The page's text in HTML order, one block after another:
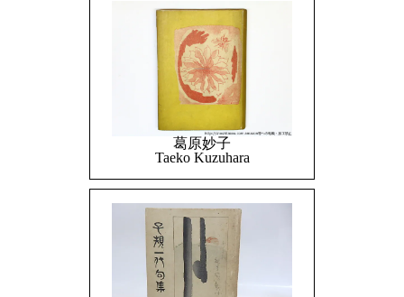
葛原妙子
Taeko Kuzuhara